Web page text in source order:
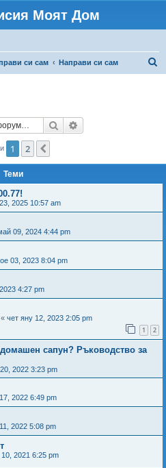
Моят Дом
си сам Направи си сам
Търсене
1 2
Теми
2025 10:57 am
09, 2024 4:44 pm
03, 2023 8:04 pm
4:27 pm
« чет яну 12, 2023 2:05 pm
1 2
сапун? Ръководство за
2022 3:23 pm
2022 6:49 pm
2022 5:08 pm
2021 6:25 pm